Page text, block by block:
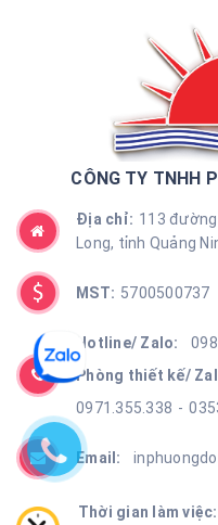
CÔNG TY TNHH
Địa chỉ: 113
Long, tỉnh Quảng
MST: 5700500737
Hotline/ Zalo:
Phòng thiết kế/
0971.355.338 -
Email:
Thời gian làm việc: